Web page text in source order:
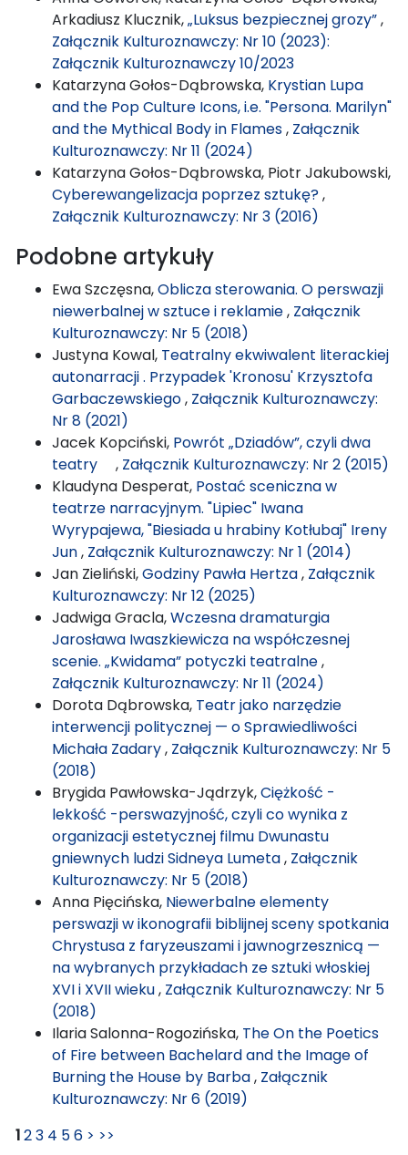
Arkadiusz Klucznik,„Luksus bezpiecznej grozy”,
Załącznik Kulturoznawczy: Nr 10 (2023):
Załącznik Kulturoznawczy 10/2023
Katarzyna Gołos-Dąbrowska, Krystian Lupa
and the Pop Culture Icons, i.e. "Persona. Marilyn"
and the Mythical Body in Flames, Załącznik
Kulturoznawczy: Nr 11 (2024)
Katarzyna Gołos-Dąbrowska, Piotr Jakubowski,
Cyberewangelizacja poprzez sztukę?,
Załącznik Kulturoznawczy: Nr 3 (2016)
Podobne artykuły
Ewa Szczęsna,Oblicza sterowania. O perswazji
niewerbalnej w sztuce i reklamie, Załącznik
Kulturoznawczy: Nr 5 (2018)
Justyna Kowal, Teatralny ekwiwalent literackiej
autonarracji . Przypadek 'Kronosu' Krzysztofa
Garbaczewskiego, Załącznik Kulturoznawczy:
Nr 8 (2021)
Jacek Kopciński, Powrót „Dziadów”, czyli dwa
teatry , Załącznik Kulturoznawczy: Nr 2 (2015)
Klaudyna Desperat, Postać sceniczna w
teatrze narracyjnym. "Lipiec" Iwana
Wyrypajewa, "Biesiada u hrabiny Kotłubaj" Ireny
Jun, Załącznik Kulturoznawczy: Nr 1 (2014)
Jan Zieliński,Godziny Pawła Hertza, Załącznik
Kulturoznawczy: Nr 12 (2025)
Jadwiga Gracla,Wczesna dramaturgia
Jarosława Iwaszkiewicza na współczesnej
scenie. „Kwidama” potyczki teatralne,
Załącznik Kulturoznawczy: Nr 11 (2024)
Dorota Dąbrowska, Teatr jako narzędzie
interwencji politycznej — o Sprawiedliwości
Michała Zadary, Załącznik Kulturoznawczy: Nr 5
(2018)
Brygida Pawłowska-Jądrzyk,Ciężkość -
lekkość -perswazyjność, czyli co wynika z
organizacji estetycznej filmu Dwunastu
gniewnych ludzi Sidneya Lumeta, Załącznik
Kulturoznawczy: Nr 5 (2018)
Anna Pięcińska, Niewerbalne elementy
perswazji w ikonografii biblijnej sceny spotkania
Chrystusa z faryzeuszami i jawnogrzesznicą —
na wybranych przykładach ze sztuki włoskiej
XVI i XVII wieku, Załącznik Kulturoznawczy: Nr 5
(2018)
Ilaria Salonna-Rogozińska, The On the Poetics
of Fire between Bachelard and the Image of
Burning the House by Barba, Załącznik
Kulturoznawczy: Nr 6 (2019)
123 4 56 > >>